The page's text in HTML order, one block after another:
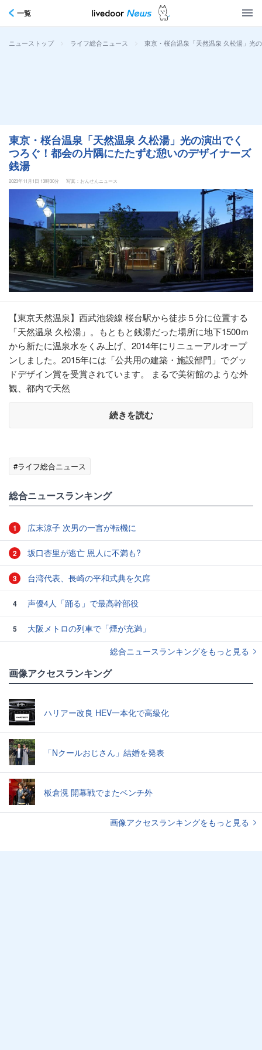
一覧
ニューストップ > ライフ総合ニュース > 東京・桜台温泉「天然温泉 久松湯」光
東京・桜台温泉「天然温泉 久松湯」光の演出でく
つろぐ！都会の片隅にたたずむ憩いのデザイナーズ
銭湯
2023年11月1日 13時30分 写真：おんせんニュース
【東京天然温泉】西武池袋線 桜台駅から徒歩５分に位置する
「天然温泉 久松湯」。もともと銭湯だった場所に地下1500ｍ
から新たに温泉水をくみ上げ、2014年にリニューアルオープ
ンしました。2015年には「公共用の建築・施設部門」でグッ
ドデザイン賞を受賞されています。 まるで美術館のような外
観、都内で天然
続きを読む
#ライフ総合ニュース
総合ニュースランキング
1 広末涼子 次男の一言が転機に
2 坂口杏里が逃亡 恩人に不満も?
3 台湾代表、長崎の平和式典を欠席
4 声優4人「踊る」で最高幹部役
5
大阪メトロの列車で「煙が充満」
総合ニュースランキングをもっと見る
画像アクセスランキング
ハリアー改良 HEV一本化で高級化
「Nクールおじさん」結婚を発表
板倉滉 開幕戦でまたベンチ外
画像アクセスランキングをもっと見る